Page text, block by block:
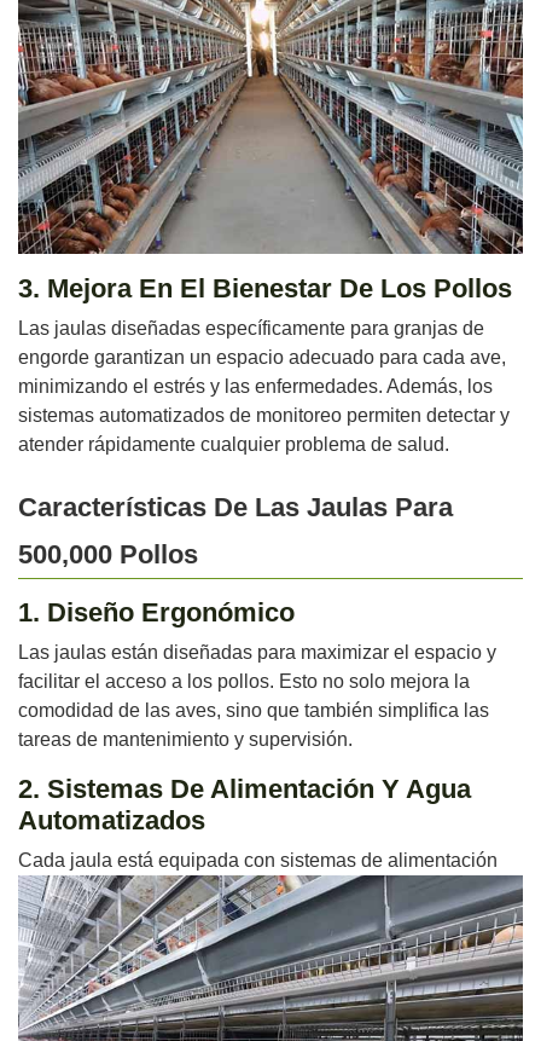
3. Mejora En El Bienestar De Los Pollos
Las jaulas diseñadas específicamente para granjas de
engorde garantizan un espacio adecuado para cada ave,
minimizando el estrés y las enfermedades. Además, los
sistemas automatizados de monitoreo permiten detectar y
atender rápidamente cualquier problema de salud.
Características De Las Jaulas Para
500,000 Pollos
1. Diseño Ergonómico
Las jaulas están diseñadas para maximizar el espacio y
facilitar el acceso a los pollos. Esto no solo mejora la
comodidad de las aves, sino que también simplifica las
tareas de mantenimiento y supervisión.
2. Sistemas De Alimentación Y Agua
Automatizados
Cada jaula está equipada con sistemas de alimentación